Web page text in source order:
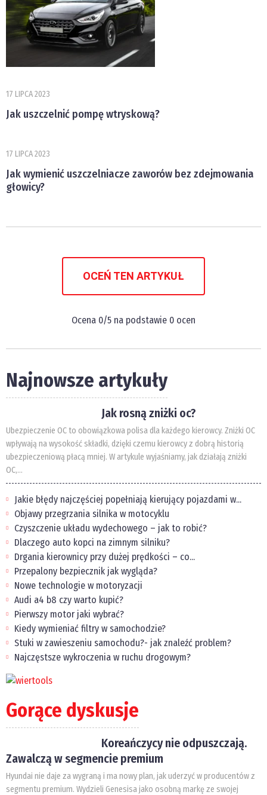
17 LIPCA 2023
Jak uszczelnić pompę wtryskową?
17 LIPCA 2023
Jak wymienić uszczelniacze zaworów bez zdejmowania
głowicy?
OCEŃ TEN ARTYKUŁ
Ocena 0/5 na podstawie 0 ocen
Najnowsze artykuły
Jak rosną zniżki oc?
Ubezpieczenie OC to obowiązkowa polisa dla każdego kierowcy. Zniżki OC
wpływają na wysokość składki, dzięki czemu kierowcy z dobrą historią
ubezpieczeniową płacą mniej. W artykule wyjaśniamy, jak działają zniżki
OC,...
Jakie błędy najczęściej popełniają kierujący pojazdami w...
Objawy przegrzania silnika w motocyklu
Czyszczenie układu wydechowego – jak to robić?
Dlaczego auto kopci na zimnym silniku?
Drgania kierownicy przy dużej prędkości – co...
Przepalony bezpiecznik jak wygląda?
Nowe technologie w motoryzacji
Audi a4 b8 czy warto kupić?
Pierwszy motor jaki wybrać?
Kiedy wymieniać filtry w samochodzie?
Stuki w zawieszeniu samochodu?- jak znaleźć problem?
Najczęstsze wykroczenia w ruchu drogowym?
Gorące dyskusje
Koreańczycy nie odpuszczają.
Zawalczą w segmencie premium
Hyundai nie daje za wygraną i ma nowy plan, jak uderzyć w producentów z
segmentu premium. Wydzieli Genesisa jako osobną markę ze swojej